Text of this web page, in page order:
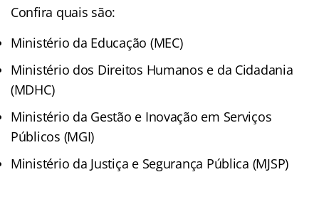
Confira quais são:
Ministério da Educação (MEC)
Ministério dos Direitos Humanos e da Cidadania
(MDHC)
Ministério da Gestão e Inovação em Serviços
Públicos (MGI)
Ministério da Justiça e Segurança Pública (MJSP)